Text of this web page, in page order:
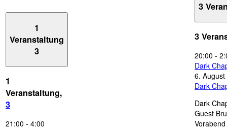
1
Veranstaltung
3
1
Veranstaltung,
3
21:00 - 4:00
3
3
20:00 -
Dark
6.
Dark
Dark
Guest